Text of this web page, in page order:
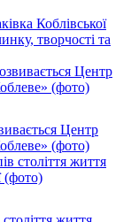
Коблівської
творчості та
Центр
(фото)